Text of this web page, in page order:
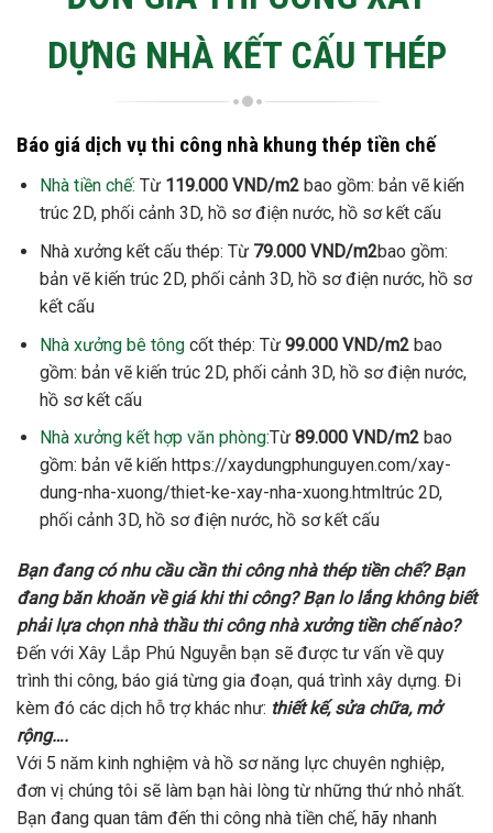
DỰNG NHÀ KẾT CẤU THÉP
Báo giá dịch vụ thi công nhà khung thép tiền chế
Nhà tiền chế: Từ 119.000 VND/m2bao gồm: bản vẽ kiến
trúc 2D, phối cảnh 3D, hồ sơ điện nước, hồ sơ kết cấu
Nhà xưởng kết cấu thép: Từ 79.000 VND/m2bao gồm:
bản vẽ kiến trúc 2D, phối cảnh 3D, hồ sơ điện nước, hồ sơ
kết cấu
Nhà xưởng bê tôngcốt thép: Từ 99.000 VND/m2bao
gồm: bản vẽ kiến trúc 2D, phối cảnh 3D, hồ sơ điện nước,
hồ sơ kết cấu
Nhà xưởng kết hợp văn phòng:Từ 89.000 VND/m2bao
gồm: bản vẽ kiến https://xaydungphunguyen.com/xay-
dung-nha-xuong/thiet-ke-xay-nha-xuong.htmltrúc 2D,
phối cảnh 3D, hồ sơ điện nước, hồ sơ kết cấu
Bạn đang có nhu cầu cần thi công nhà thép tiền chế? Bạn
đang băn khoăn về giá khi thi công? Bạn lo lắng không biết
phải lựa chọn nhà thầu thi công nhà xưởng tiền chế nào?
Đến với Xây Lắp Phú Nguyễn bạn sẽ được tư vấn về quy
trình thi công, báo giá từng gia đoạn, quá trình xây dựng. Đi
kèm đó các dịch hỗ trợ khác như: thiết kế, sửa chữa, mở
rộng….
Với 5 năm kinh nghiệm và hồ sơ năng lực chuyên nghiệp,
đơn vị chúng tôi sẽ làm bạn hài lòng từ những thứ nhỏ nhất.
Bạn đang quan tâm đến thi công nhà tiền chế, hãy nhanh